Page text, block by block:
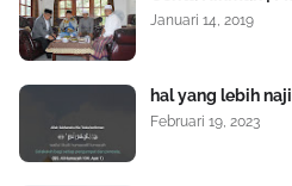
Januari 14, 2019
hal yang lebih
Februari 19, 2023